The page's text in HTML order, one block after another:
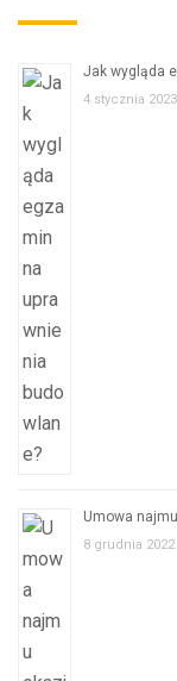
Jak wygląda
4 stycznia 2023
Umowa
8 grudnia 2022